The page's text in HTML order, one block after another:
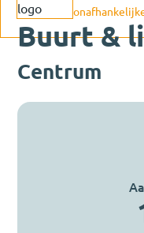
Buurt &
Centrum